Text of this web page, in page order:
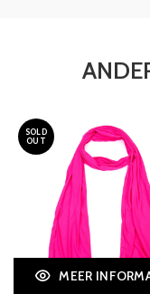
SOLD
OUT
MEER